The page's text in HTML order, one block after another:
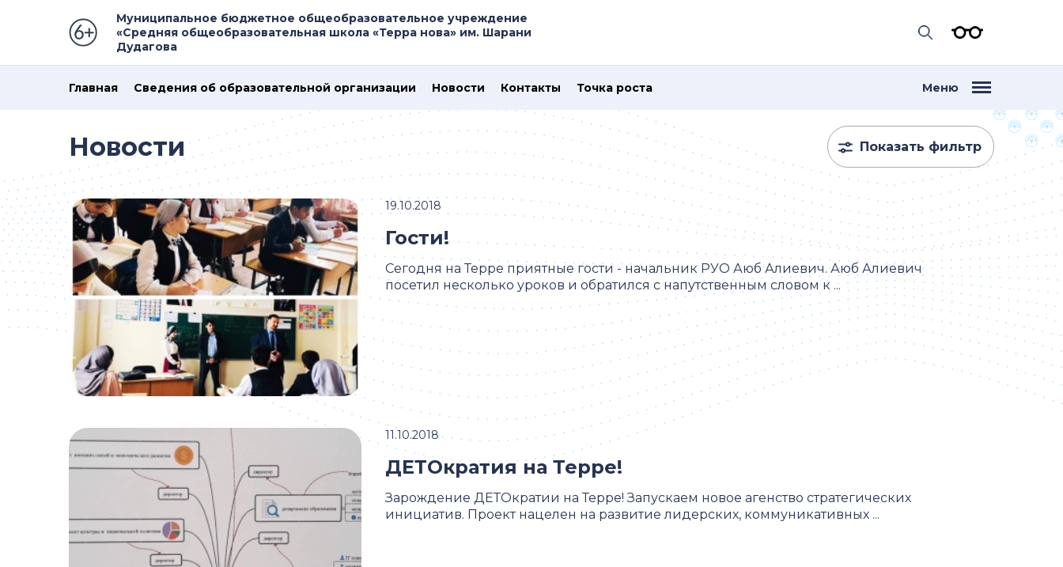
Муниципальное бюджетное общеобразовательное учреждение
«Средняя общеобразовательная школа «Терра нова» им. Шарани
Дудагова
Главная Сведения об образовательной организации Новости Контакты Точка роста Меню
Новости Показать фильтр
Сегодня на Терре приятные гости - начальник РУО Аюб Алиевич. Аюб Алиевич
посетил несколько уроков и обратился с напутственным словом к ...
Гости!
19.10.2018
Зарождение ДЕТОкратии на Терре! Запускаем новое агенство стратегических
инициатив. Проект нацелен на развитие лидерских, коммуникативных ...
ДЕТОкратия на Терре!
11.10.2018